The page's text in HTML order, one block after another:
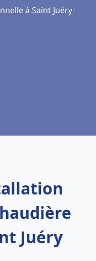
à Saint Juéry
Juéry